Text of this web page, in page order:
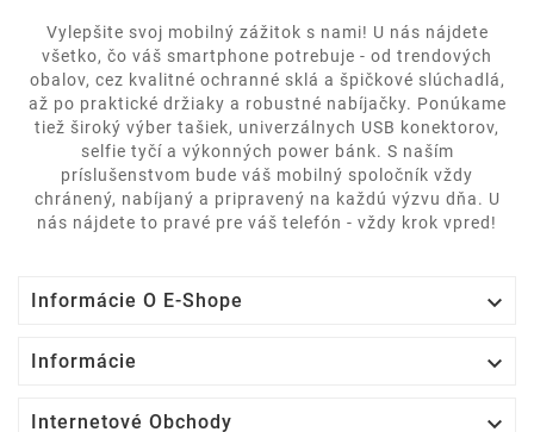
Vylepšite svoj mobilný zážitok s nami! U nás nájdete
všetko, čo váš smartphone potrebuje - od trendových
obalov, cez kvalitné ochranné sklá a špičkové slúchadlá,
až po praktické držiaky a robustné nabíjačky. Ponúkame
tiež široký výber tašiek, univerzálnych USB konektorov,
selfie tyčí a výkonných power bánk. S naším
príslušenstvom bude váš mobilný spoločník vždy
chránený, nabíjaný a pripravený na každú výzvu dňa. U
nás nájdete to pravé pre váš telefón - vždy krok vpred!
Informácie O E-Shope 
Informácie 
Internetové Obchody 